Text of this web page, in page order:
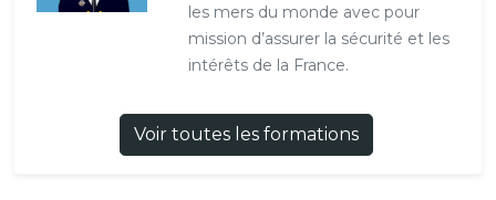
les mers du monde avec pour
mission d’assurer la sécurité et les
intérêts de la France.
Voir toutes les formations